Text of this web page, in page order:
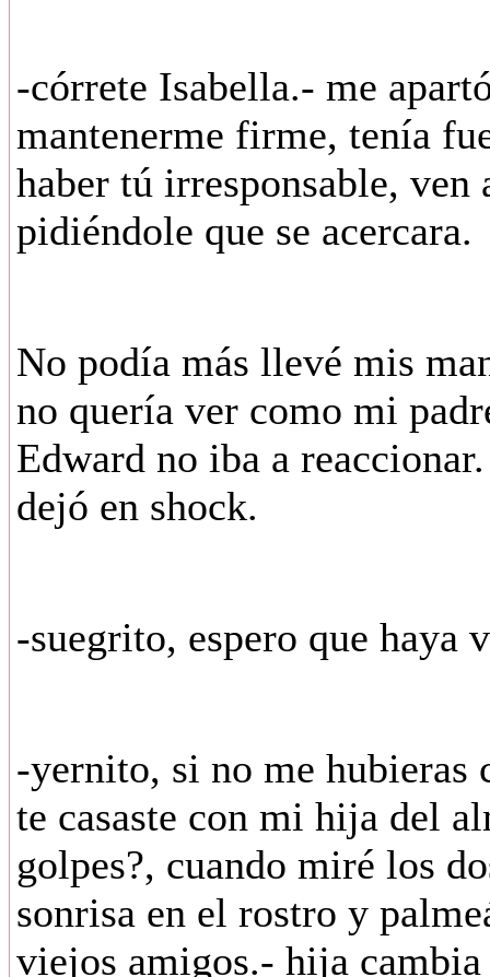
-córrete Isabella.- me
mantenerme firme, tenía
haber tú irresponsable, ven
pidiéndole que se acercara.
No podía más llevé mis
no quería ver como mi
Edward no iba a
dejó en shock.
-suegrito, espero que haya
-yernito, si no me hubieras
te casaste con mi hija del
golpes?, cuando miré los
sonrisa en el rostro y
viejos amigos.- hija cambia